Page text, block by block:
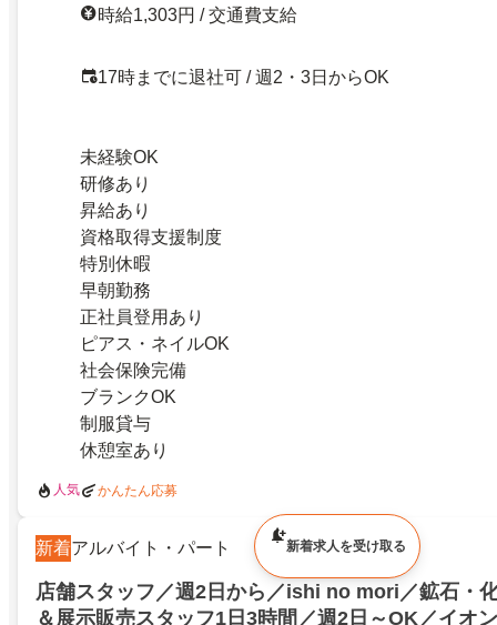
時給1,303円 / 交通費支給
17時までに退社可 / 週2・3日からOK
未経験OK
研修あり
昇給あり
資格取得支援制度
特別休暇
早朝勤務
正社員登用あり
ピアス・ネイルOK
社会保険完備
ブランクOK
制服貸与
休憩室あり
人気 かんたん応募
新着アルバイト・パート
店舗スタッフ／週2日から／ishi no mori／鉱石・
＆展示販売スタッフ1日3時間／週2日～OK／イオ
新着求人を受け取る